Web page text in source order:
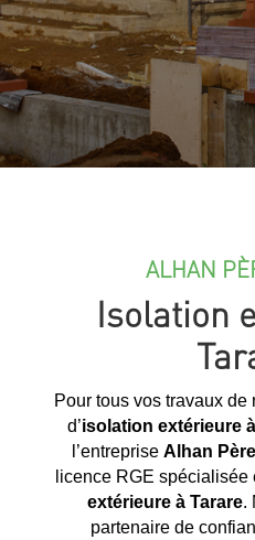
ALHAN
Isolation
Pour tous vos travaux
d’isolation extérieure
l’entreprise Alhan
licence RGE spécialisée
extérieure à Tarare.
partenaire de